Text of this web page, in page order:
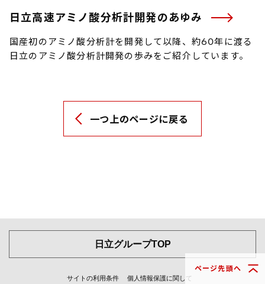
日立高速アミノ酸分析計開発のあゆみ
国産初のアミノ酸分析計を開発して以降、約60年に渡る
日立のアミノ酸分析計開発の歩みをご紹介しています。
一つ上のページに戻る
ページ先頭へ
日立グループTOP
サイトの利用条件 個人情報保護に関して